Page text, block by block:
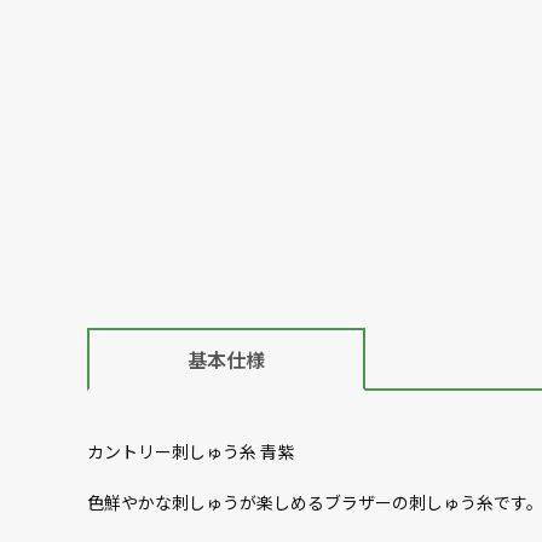
基本仕様
カントリー刺しゅう糸 青紫
色鮮やかな刺しゅうが楽しめるブラザーの刺しゅう糸です。